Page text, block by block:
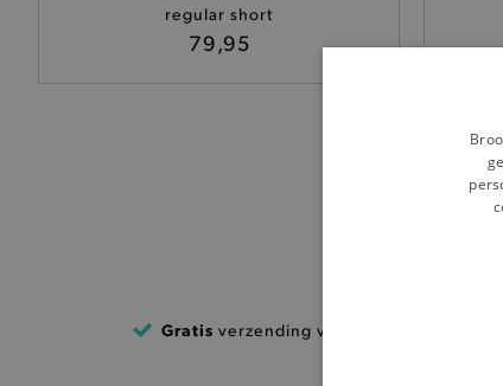
regular short
79,95
Gratis verzending vanaf €99